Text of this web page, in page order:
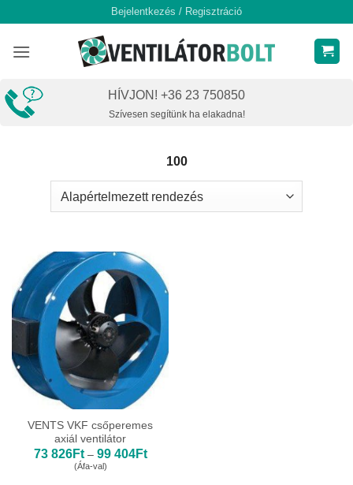
content
Bejelentkezés / Regisztráció
HÍVJON! +36 23 750850
Szívesen segítünk ha elakadna!
100
VENTS VKF csőperemes
axiál ventilátor
73 826Ft – 99 404FtÁrtartomány:
(Áfa-val)